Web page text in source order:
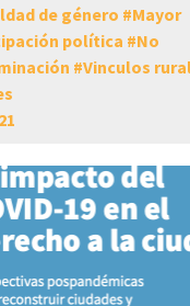
de género #Mayor
política #No
#Vinculos